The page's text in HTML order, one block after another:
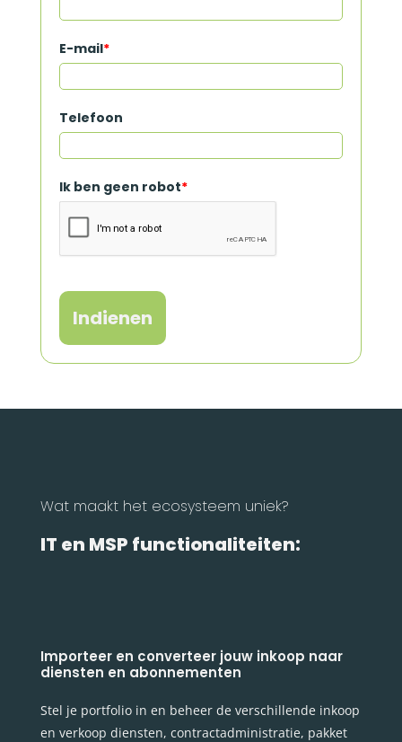
E-mail*
Telefoon
Ik ben geen robot*
Indienen
Wat maakt het ecosysteem uniek?
IT en MSP functionaliteiten:
Importeer en converteer jouw inkoop naar
diensten en abonnementen
Stel je portfolio in en beheer de verschillende inkoop
en verkoop diensten, contractadministratie, pakket